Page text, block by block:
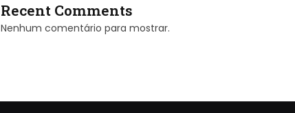
Recent Comments
Nenhum comentário para mostrar.